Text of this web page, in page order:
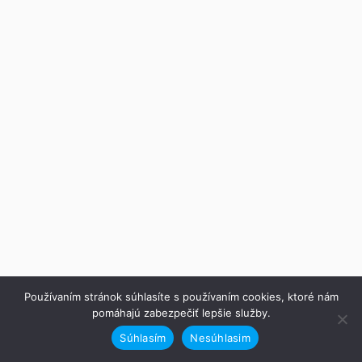
Používaním stránok súhlasíte s používaním cookies, ktoré nám
pomáhajú zabezpečiť lepšie služby.
Súhlasím
Nesúhlasim